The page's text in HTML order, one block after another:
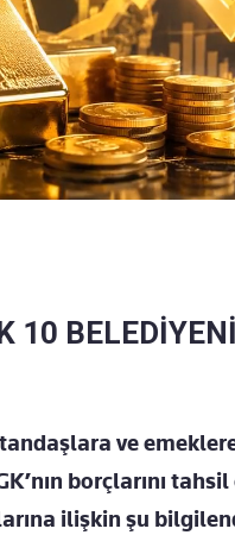
10
ve
borçlarını
ilişkin şu